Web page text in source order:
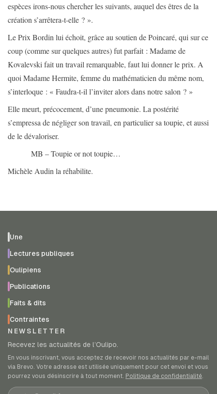
espèces irons-nous chercher les suivants, auquel des êtres de la
création s’arrêtera-t-elle ? ».
Le Prix Bordin lui échoit, grâce au soutien de Poincaré, qui sur ce
coup (comme sur quelques autres) fut parfait : Madame de
Kovalevski fait un travail remarquable, faut lui donner le prix. A
quoi Madame Hermite, femme du mathématicien du même nom,
s’interloque : « Faudra-t-il l’inviter alors dans notre salon ? »
Elle meurt, précocement, d’une pneumonie. La postérité
s’empressa de négliger son travail, en particulier sa toupie, et aussi
de le dévaloriser.
MB – Toupie or not toupie…
Michèle Audin la réhabilite.
Une
Lectures publiques
Oulipiens
Publications
Faits & dits
Contraintes
NEWSLETTER
Recevez les actualités de l’Oulipo.
En vous inscrivant, vous acceptez de recevoir nos actualités par e-mail
via Brevo. Votre adresse est utilisée uniquement pour cet envoi et vous
pourrez vous désinscrire à tout moment. Politique de confidentialité.